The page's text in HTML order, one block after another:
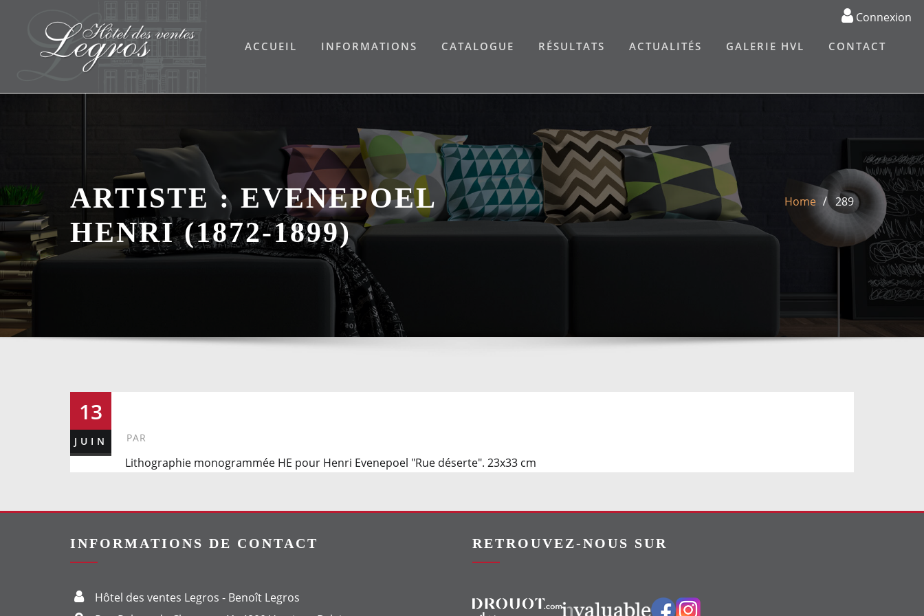
ACCUEIL INFORMATIONS CATALOGUE RÉSULTATS ACTUALITÉS GALERIE HVL CONTACT
Connexion
ARTISTE : EVENEPOEL
HENRI (1872-1899)
Home 289
13
JUIN PAR
Lithographie monogrammée HE pour Henri Evenepoel "Rue déserte". 23x33 cm
INFORMATIONS DE CONTACT
Hôtel des ventes Legros - Benoît Legros
RETROUVEZ-NOUS SUR
Vers le site Drouot Vers le site Invaluable Vers notre groupe Facebook Vers notre page Instagram